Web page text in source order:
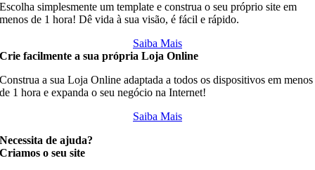
Escolha simplesmente um template e construa o seu próprio site em
menos de 1 hora! Dê vida à sua visão, é fácil e rápido.
Saiba Mais
Crie facilmente a sua própriaLoja Online
Construa a sua Loja Online adaptada a todos os dispositivos em menos
de 1 hora e expanda o seu negócio na Internet!
Saiba Mais
Necessita de ajuda?
Criamos o seu site